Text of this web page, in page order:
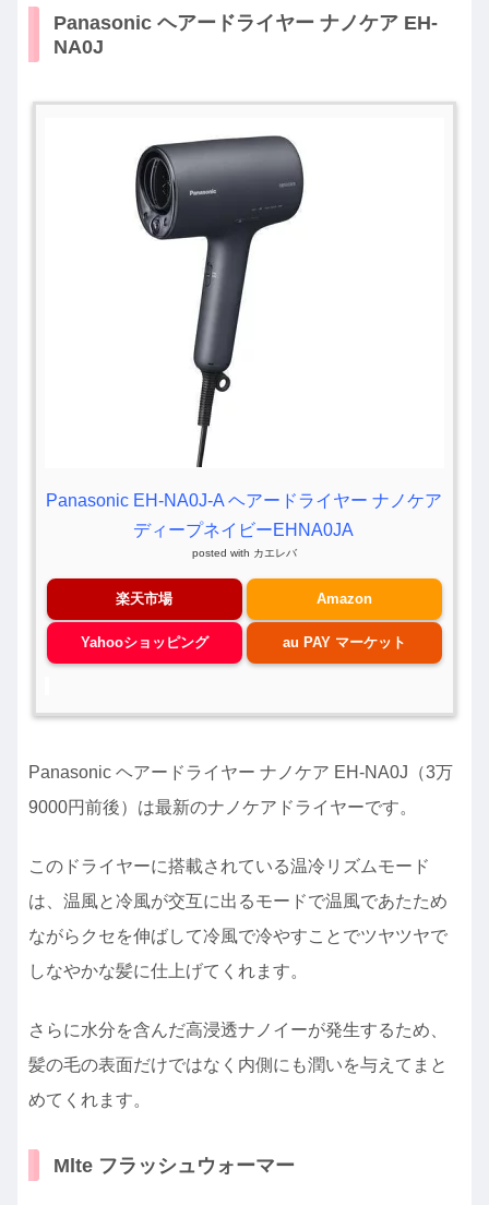
Panasonic ヘアードライヤー ナノケア EH-
NA0J
Panasonic EH-NA0J-A ヘアードライヤー ナノケア
ディープネイビーEHNA0JA
posted with カエレバ
楽天市場 Amazon
Yahooショッピング au PAY マーケット
Panasonic ヘアードライヤー ナノケア EH-NA0J（3万
9000円前後）は最新のナノケアドライヤーです。
このドライヤーに搭載されている温冷リズムモード
は、温風と冷風が交互に出るモードで温風であたため
ながらクセを伸ばして冷風で冷やすことでツヤツヤで
しなやかな髪に仕上げてくれます。
さらに水分を含んだ高浸透ナノイーが発生するため、
髪の毛の表面だけではなく内側にも潤いを与えてまと
めてくれます。
Mlte フラッシュウォーマー